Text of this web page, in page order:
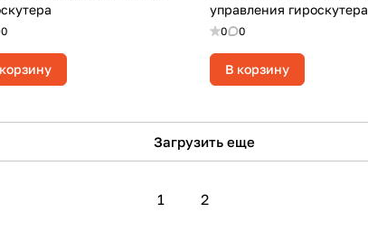
0
управления гироскутера
0 0
В корзину
Загрузить еще
1 2